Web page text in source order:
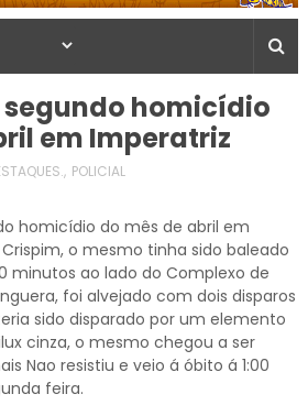
homicídio
em Imperatriz
, POLICIAL
homicídio do mês de abril em
o mesmo tinha sido baleado
minutos ao lado do Complexo de
foi alvejado com dois disparos
sido disparado por um elemento
cinza, o mesmo chegou a ser
Nao resistiu e veio á óbito á 1:00
feira.